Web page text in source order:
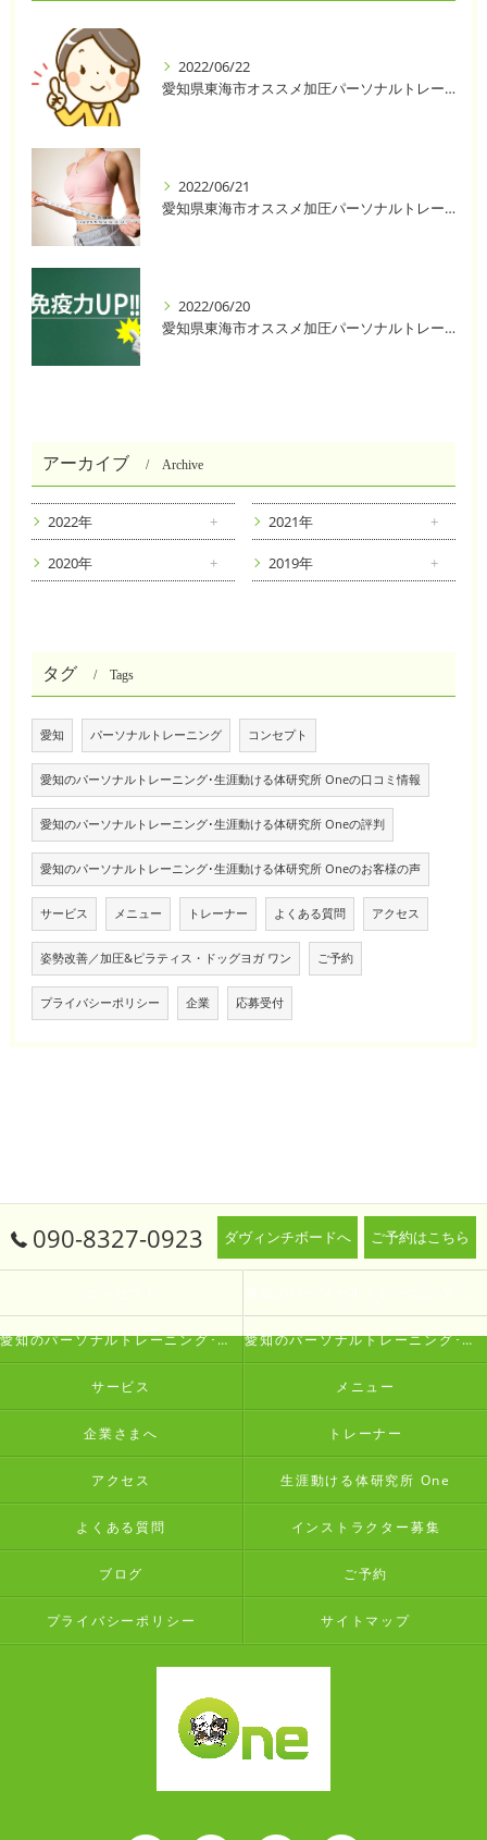
2022/06/22
愛知県東海市オススメ加圧パーソナルトレーニングジム One❣️
2022/06/21
愛知県東海市オススメ加圧パーソナルトレーニングジム One❣️
2022/06/20
愛知県東海市オススメ加圧パーソナルトレーニングジム One❣️
アーカイブ Archive
2022年 2021年
2020年 2019年
タグ Tags
愛知 パーソナルトレーニング コンセプト
愛知のパーソナルトレーニング･生涯動ける体研究所 Oneの口コミ情報
愛知のパーソナルトレーニング･生涯動ける体研究所 Oneの評判
愛知のパーソナルトレーニング･生涯動ける体研究所 Oneのお客様の声
サービス メニュー トレーナー よくある質問 アクセス
姿勢改善／加圧&ピラティス・ドッグヨガ ワン ご予約
プライバシーポリシー 企業 応募受付
090-8327-0923 ダヴィンチボードへ ご予約はこちら
愛知のパーソナルトレーニング･生涯動ける体研究所 Oneの評判 愛知のパーソナルトレーニング･生涯動ける体研究所 Oneのお客様の声
サービス メニュー
企業さまへ トレーナー
アクセス 生涯動ける体研究所 One
よくある質問 インストラクター募集
ブログ ご予約
プライバシーポリシー サイトマップ